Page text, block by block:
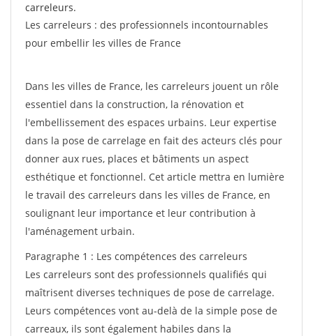
carreleurs.
Les carreleurs : des professionnels incontournables
pour embellir les villes de France
Dans les villes de France, les carreleurs jouent un rôle
essentiel dans la construction, la rénovation et
l'embellissement des espaces urbains. Leur expertise
dans la pose de carrelage en fait des acteurs clés pour
donner aux rues, places et bâtiments un aspect
esthétique et fonctionnel. Cet article mettra en lumière
le travail des carreleurs dans les villes de France, en
soulignant leur importance et leur contribution à
l'aménagement urbain.
Paragraphe 1 : Les compétences des carreleurs
Les carreleurs sont des professionnels qualifiés qui
maîtrisent diverses techniques de pose de carrelage.
Leurs compétences vont au-delà de la simple pose de
carreaux, ils sont également habiles dans la